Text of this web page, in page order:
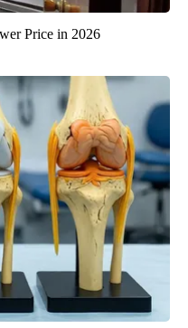
Price in 2026